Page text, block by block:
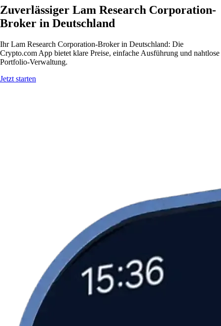
Zuverlässiger Lam Research Corporation-
Broker in Deutschland
Ihr Lam Research Corporation-Broker in Deutschland: Die
Crypto.com App bietet klare Preise, einfache Ausführung und nahtlose
Portfolio-Verwaltung.
Jetzt starten